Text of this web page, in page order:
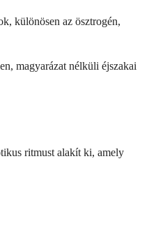
különösen az ösztrogén,
magyarázat nélküli éjszakai
ritmust alakít ki, amely